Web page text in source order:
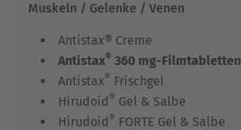
Muskeln / Gelenke / Venen
Antistax® Creme
Antistax® 360 mg-Filmtabletten
Antistax® Frischgel
Hirudoid ® Gel & Salbe
Hirudoid ® FORTE Gel & Salbe